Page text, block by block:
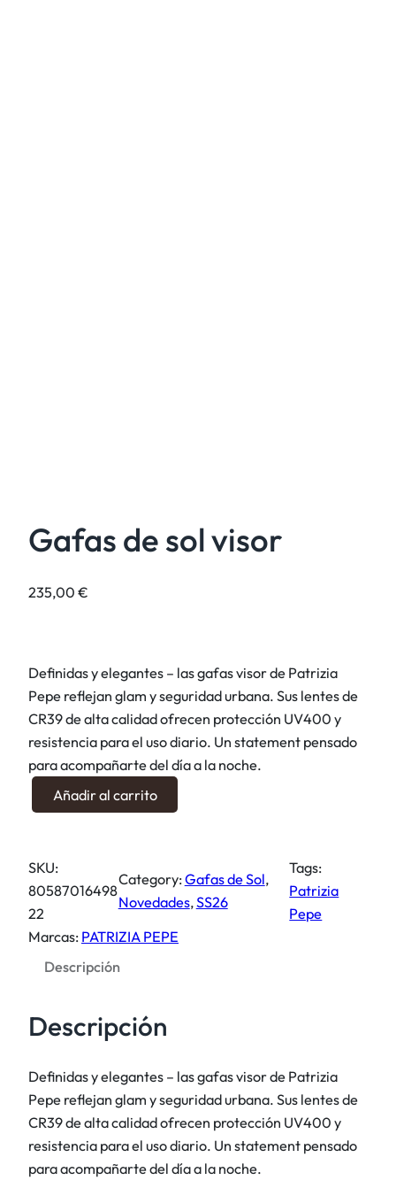
Gafas de sol visor
235,00 €
Definidas y elegantes – las gafas visor de Patrizia
Pepe reflejan glam y seguridad urbana. Sus lentes de
CR39 de alta calidad ofrecen protección UV400 y
resistencia para el uso diario. Un statement pensado
para acompañarte del día a la noche.
a
s
d
e
s
v
i
o
r
c
a
n
Añadir al carrito
SKU:
80587016498
22
Category:Gafas de Sol ,
Novedades, SS26
Tags:
Patrizia
Pepe
Marcas: PATRIZIA PEPE
Descripción
Descripción
Definidas y elegantes – las gafas visor de Patrizia
Pepe reflejan glam y seguridad urbana. Sus lentes de
CR39 de alta calidad ofrecen protección UV400 y
resistencia para el uso diario. Un statement pensado
para acompañarte del día a la noche.